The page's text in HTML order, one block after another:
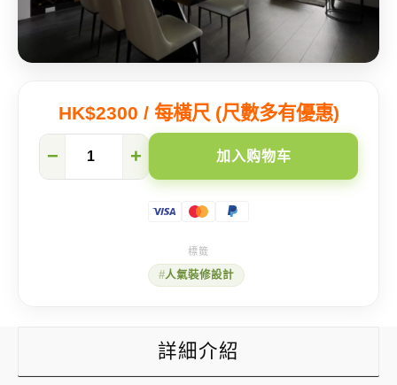
HK$2300 / 每橫尺 (尺數多有優惠)
装
− + 加入购物车
人氣裝修設計
詳細介紹